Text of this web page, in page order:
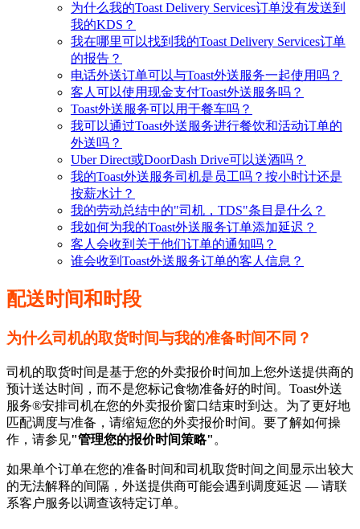
为什么我的Toast Delivery Services订单没有发送到
我的KDS？
我在哪里可以找到我的Toast Delivery Services订单
的报告？
电话外送订单可以与Toast外送服务一起使用吗？
客人可以使用现金支付Toast外送服务吗？
Toast外送服务可以用于餐车吗？
我可以通过Toast外送服务进行餐饮和活动订单的
外送吗？
Uber Direct或DoorDash Drive可以送酒吗？
我的Toast外送服务司机是员工吗？按小时计还是
按薪水计？
我的劳动总结中的"司机，TDS"条目是什么？
我如何为我的Toast外送服务订单添加延迟？
客人会收到关于他们订单的通知吗？
谁会收到Toast外送服务订单的客人信息？
配送时间和时段
为什么司机的取货时间与我的准备时间不同？
司机的取货时间是基于您的外卖报价时间加上您外送提供商的
预计送达时间，而不是您标记食物准备好的时间。Toast外送
服务®安排司机在您的外卖报价窗口结束时到达。为了更好地
匹配调度与准备，请缩短您的外卖报价时间。要了解如何操
作，请参见"管理您的报价时间策略" 。
如果单个订单在您的准备时间和司机取货时间之间显示出较大
的无法解释的间隔，外送提供商可能会遇到调度延迟 — 请联
系客户服务以调查该特定订单。